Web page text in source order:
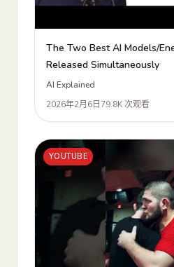
The Two Best AI Models/
Released Simultaneously
AI Explained
2026年2月6日 79.8K 次观看
YOUTUBE